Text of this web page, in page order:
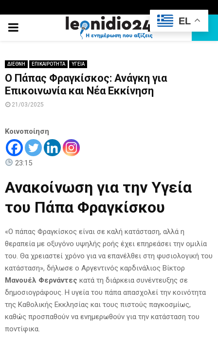
PRIMARY
ΔΙΕΘΝΗ ΕΠΙΚΑΙΡΟΤΗΤΑ ΥΓΕΙΑ
Ο Πάπας Φραγκίσκος: Ανάγκη για
Επικοινωνία και Νέα Εκκίνηση
21/03/2025
Κοινοποίηση
23:15
Ανακοίνωση για την Υγεία
του Πάπα Φραγκίσκου
«Ο πάπας Φραγκίσκος είναι σε καλή κατάσταση, αλλά η
θεραπεία με οξυγόνο υψηλής ροής έχει επηρεάσει την ομιλία
του. Θα χρειαστεί χρόνο για να επανέλθει στη φυσιολογική του
κατάσταση», δήλωσε ο Αργεντινός καρδινάλιος Βίκτορ
Μανουέλ Φερνάντες κατά τη διάρκεια συνέντευξης σε
δημοσιογράφους. Η υγεία του πάπα απασχολεί την κοινότητα
της Καθολικής Εκκλησίας και τους πιστούς παγκοσμίως,
καθώς προσπαθούν να ενημερωθούν για την κατάσταση του
ποντίφικα.
EL